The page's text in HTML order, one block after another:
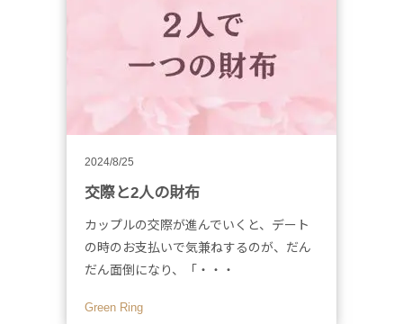
2024/8/25
交際と2人の財布
カップルの交際が進んでいくと、デート
の時のお支払いで気兼ねするのが、だん
だん面倒になり、「・・・
Green Ring